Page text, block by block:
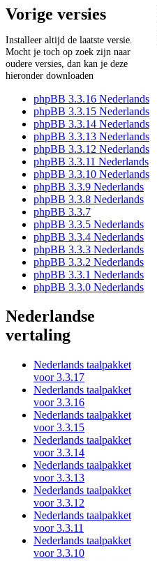
Vorige versies
Installeer altijd de laatste versie.
Mocht je toch op zoek zijn naar
oudere versies, dan kan je deze
hieronder downloaden
phpBB 3.3.16 Nederlands
phpBB 3.3.15 Nederlands
phpBB 3.3.14 Nederlands
phpBB 3.3.13 Nederlands
phpBB 3.3.12 Nederlands
phpBB 3.3.11 Nederlands
phpBB 3.3.10 Nederlands
phpBB 3.3.9 Nederlands
phpBB 3.3.8 Nederlands
phpBB 3.3.7
phpBB 3.3.5 Nederlands
phpBB 3.3.4 Nederlands
phpBB 3.3.3 Nederlands
phpBB 3.3.2 Nederlands
phpBB 3.3.1 Nederlands
phpBB 3.3.0 Nederlands
Nederlandse
vertaling
Nederlands taalpakket
voor 3.3.17
Nederlands taalpakket
voor 3.3.16
Nederlands taalpakket
voor 3.3.15
Nederlands taalpakket
voor 3.3.14
Nederlands taalpakket
voor 3.3.13
Nederlands taalpakket
voor 3.3.12
Nederlands taalpakket
voor 3.3.11
Nederlands taalpakket
voor 3.3.10